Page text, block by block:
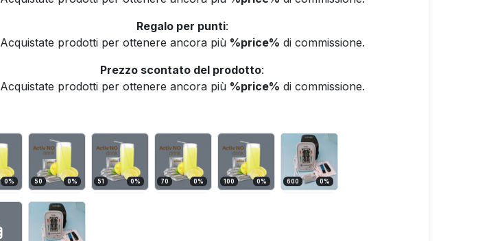
Regalo per punti:
Acquistate prodotti per ottenere ancora più %price% di commissione.
Prezzo scontato del prodotto:
Acquistate prodotti per ottenere ancora più %price% di commissione.
0% 50 0% 51 0% 70 0% 100 0% 600 0%